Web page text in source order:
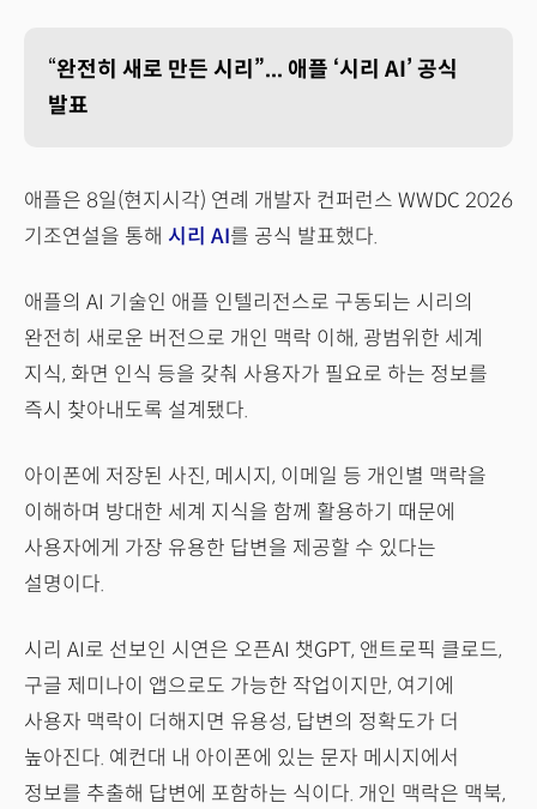
“완전히 새로 만든 시리”... 애플 ‘시리 AI’ 공식
발표
애플은 8일(현지시각) 연례 개발자 컨퍼런스 WWDC 2026
기조연설을 통해 시리 AI를 공식 발표했다.
애플의 AI 기술인 애플 인텔리전스로 구동되는 시리의
완전히 새로운 버전으로 개인 맥락 이해, 광범위한 세계
지식, 화면 인식 등을 갖춰 사용자가 필요로 하는 정보를
즉시 찾아내도록 설계됐다.
아이폰에 저장된 사진, 메시지, 이메일 등 개인별 맥락을
이해하며 방대한 세계 지식을 함께 활용하기 때문에
사용자에게 가장 유용한 답변을 제공할 수 있다는
설명이다.
시리 AI로 선보인 시연은 오픈AI 챗GPT, 앤트로픽 클로드,
구글 제미나이 앱으로도 가능한 작업이지만, 여기에
사용자 맥락이 더해지면 유용성, 답변의 정확도가 더
높아진다. 예컨대 내 아이폰에 있는 문자 메시지에서
정보를 추출해 답변에 포함하는 식이다. 개인 맥락은 맥북,